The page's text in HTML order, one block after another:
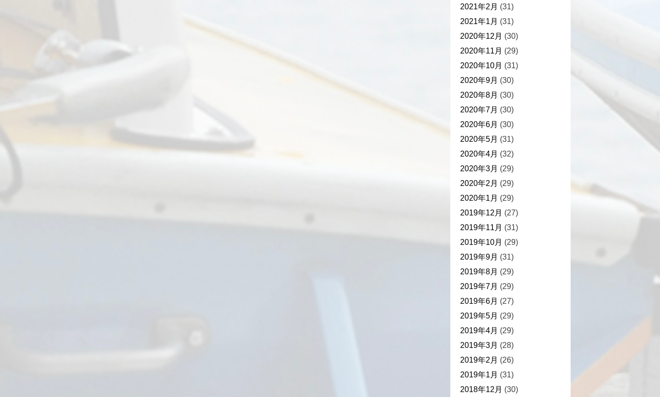
2021年2月 (31)
2021年1月 (31)
2020年12月 (30)
2020年11月 (29)
2020年10月 (31)
2020年9月 (30)
2020年8月 (30)
2020年7月 (30)
2020年6月 (30)
2020年5月 (31)
2020年4月 (32)
2020年3月 (29)
2020年2月 (29)
2020年1月 (29)
2019年12月 (27)
2019年11月 (31)
2019年10月 (29)
2019年9月 (31)
2019年8月 (29)
2019年7月 (29)
2019年6月 (27)
2019年5月 (29)
2019年4月 (29)
2019年3月 (28)
2019年2月 (26)
2019年1月 (31)
2018年12月 (30)